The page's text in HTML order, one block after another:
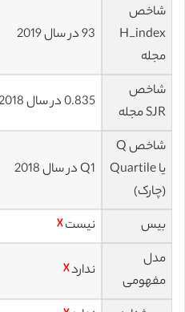
شاخص
H_index
مجله
93 در سال 2019
شاخص
SJR مجله
0.835 در سال 2018
شاخص Q
یا Quartile
(چارک)
Q1 در سال 2018
بیس نیست☓
مدل
مفهومی
ندارد☓